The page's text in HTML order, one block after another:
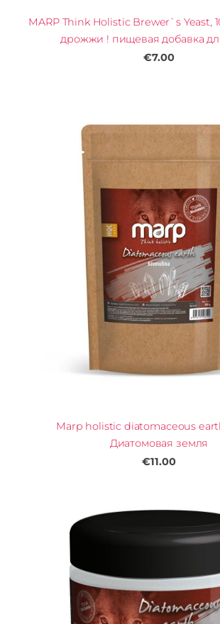
MARP Think Holistic Brewer`s Yeast,
дрожжи ! пищевая добавка
€7.00
Marp holistic diatomaceous
Диатомовая земля
€11.00